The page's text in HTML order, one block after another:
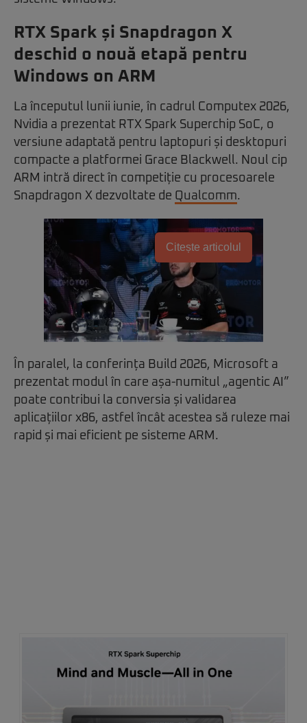
RTX Spark și Snapdragon X
deschid o nouă etapă pentru
Windows on ARM
La începutul lunii iunie, în cadrul Computex 2026,
Nvidia a prezentat RTX Spark Superchip SoC, o
versiune adaptată pentru laptopuri și desktopuri
compacte a platformei Grace Blackwell. Noul cip
ARM intră direct în competiție cu procesoarele
Snapdragon X dezvoltate de Qualcomm.
Citește articolul
În paralel, la conferința Build 2026, Microsoft a
prezentat modul în care așa-numitul „agentic AI”
poate contribui la conversia și validarea
aplicațiilor x86, astfel încât acestea să ruleze mai
rapid și mai eficient pe sisteme ARM.